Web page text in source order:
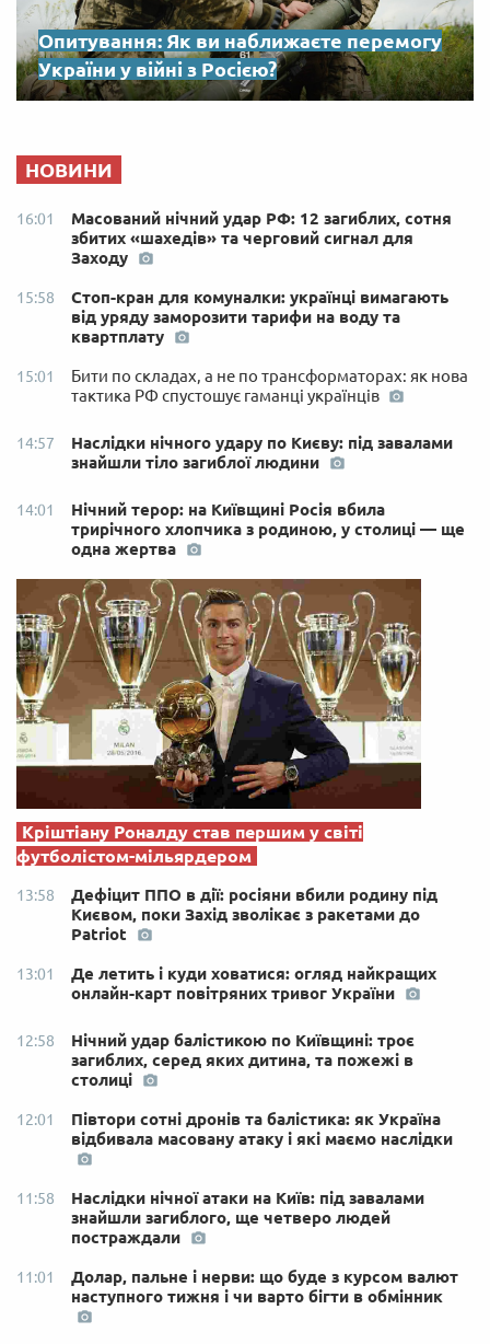
Опитування: Як ви наближаєте перемогу
України у війні з Росією?
НОВИНИ
16:01
Масований нічний удар РФ: 12 загиблих, сотня
збитих «шахедів» та черговий сигнал для
Заходу
15:58
Стоп-кран для комуналки: українці вимагають
від уряду заморозити тарифи на воду та
квартплату
15:01
Бити по складах, а не по трансформаторах: як нова
тактика РФ спустошує гаманці українців
14:57
Наслідки нічного удару по Києву: під завалами
знайшли тіло загиблої людини
14:01
Нічний терор: на Київщині Росія вбила
трирічного хлопчика з родиною, у столиці — ще
одна жертва
Кріштіану Роналду став першим у світі
футболістом-мільярдером
13:58
Дефіцит ППО в дії: росіяни вбили родину під
Києвом, поки Захід зволікає з ракетами до
Patriot
13:01
Де летить і куди ховатися: огляд найкращих
онлайн-карт повітряних тривог України
12:58
Нічний удар балістикою по Київщині: троє
загиблих, серед яких дитина, та пожежі в
столиці
12:01
Півтори сотні дронів та балістика: як Україна
відбивала масовану атаку і які маємо наслідки
11:58
Наслідки нічної атаки на Київ: під завалами
знайшли загиблого, ще четверо людей
постраждали
11:01
Долар, пальне і нерви: що буде з курсом валют
наступного тижня і чи варто бігти в обмінник